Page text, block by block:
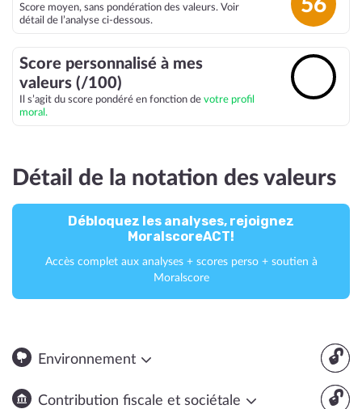
Score moyen, sans pondération des valeurs. Voir
détail de l’analyse ci-dessous.
56
Score personnalisé à mes
valeurs (/100)
Il s’agit du score pondéré en fonction de votre profil
moral.
Détail de la notation des valeurs
Débloquez les analyses, rejoignez
MoralscoreACT!
Accès complet aux analyses + scores perso + soutien à
Moralscore
🔓
Environnement
🔓
Contribution fiscale et sociétale